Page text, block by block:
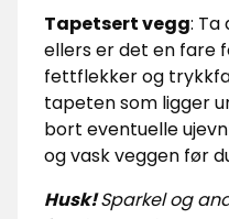
Tapetsert vegg: Ta
ellers er det en fare
fettflekker og
tapeten som ligger
bort eventuelle
og vask veggen før
Husk!Sparkel og